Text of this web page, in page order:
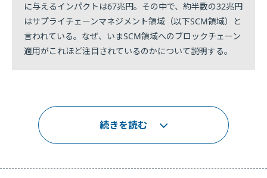
に与えるインパクトは67兆円。その中で、約半数の32兆円
はサプライチェーンマネジメント領域（以下SCM領域）と
言われている。なぜ、いまSCM領域へのブロックチェーン
適用がこれほど注目されているのかについて説明する。
続きを読む